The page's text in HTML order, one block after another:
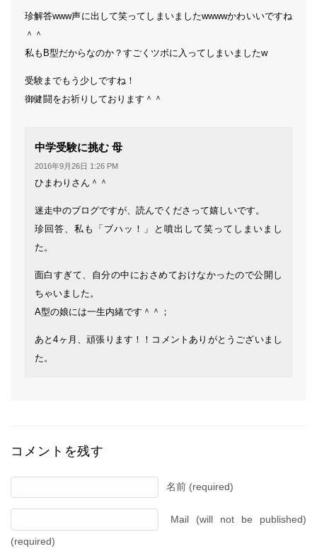
珍解答www声に出して笑ってしまいましたwwwwかわいいですね
＾＾
私もB型だからなのか？すごくツボに入ってしまいましたw
受験までもう少しですね！
御健闘をお祈りしております＾＾
中学受験に挑む 母
2016年9月26日 1:26 PM
ひまわりさん＾＾
迷走中のブログですが、読んでくださって嬉しいです。
珍回答、私も「ブハッ！」と噴出して笑ってしまいまし
た。
面白すぎて、自分の中におさめておけなかったので公開し
ちゃいました。
A型の娘には一生内緒です＾＾；
あと4ヶ月、頑張ります！！コメントありがとうございまし
た。
コメントを残す
名前 (required)
Mail (will not be published)
(required)